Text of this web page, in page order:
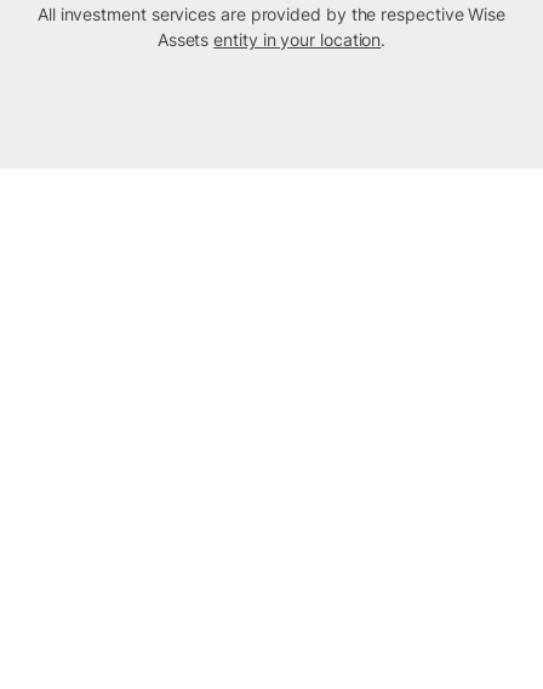
All investment services are provided by the respective Wise
Assetsentity in your location.